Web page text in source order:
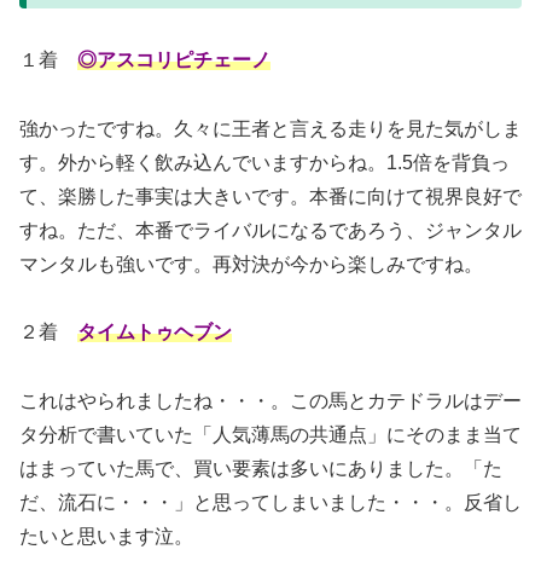
１着 ◎アスコリピチェーノ
強かったですね。久々に王者と言える走りを見た気がしま
す。外から軽く飲み込んでいますからね。1.5倍を背負っ
て、楽勝した事実は大きいです。本番に向けて視界良好で
すね。ただ、本番でライバルになるであろう、ジャンタル
マンタルも強いです。再対決が今から楽しみですね。
２着 タイムトゥヘブン
これはやられましたね・・・。この馬とカテドラルはデー
タ分析で書いていた「人気薄馬の共通点」にそのまま当て
はまっていた馬で、買い要素は多いにありました。「た
だ、流石に・・・」と思ってしまいました・・・。反省し
たいと思います泣。